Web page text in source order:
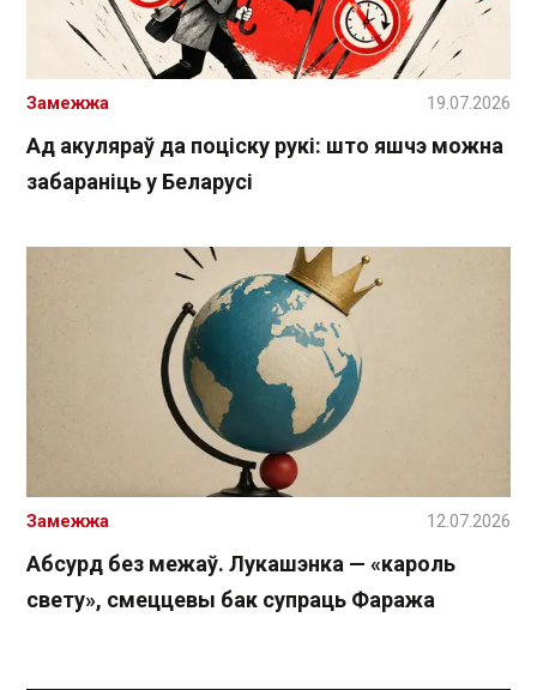
Ад акуляраў да поціску рукі: што яшчэ можна
забараніць у Беларусі
Замежжа 19.07.2026
Абсурд без межаў. Лукашэнка — «кароль
свету», смеццевы бак супраць Фаража
Замежжа 12.07.2026